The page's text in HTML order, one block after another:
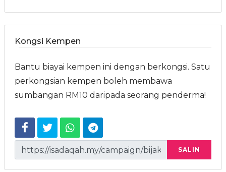
Kongsi Kempen
Bantu biayai kempen ini dengan berkongsi. Satu
perkongsian kempen boleh membawa
sumbangan RM10 daripada seorang penderma!
SALIN